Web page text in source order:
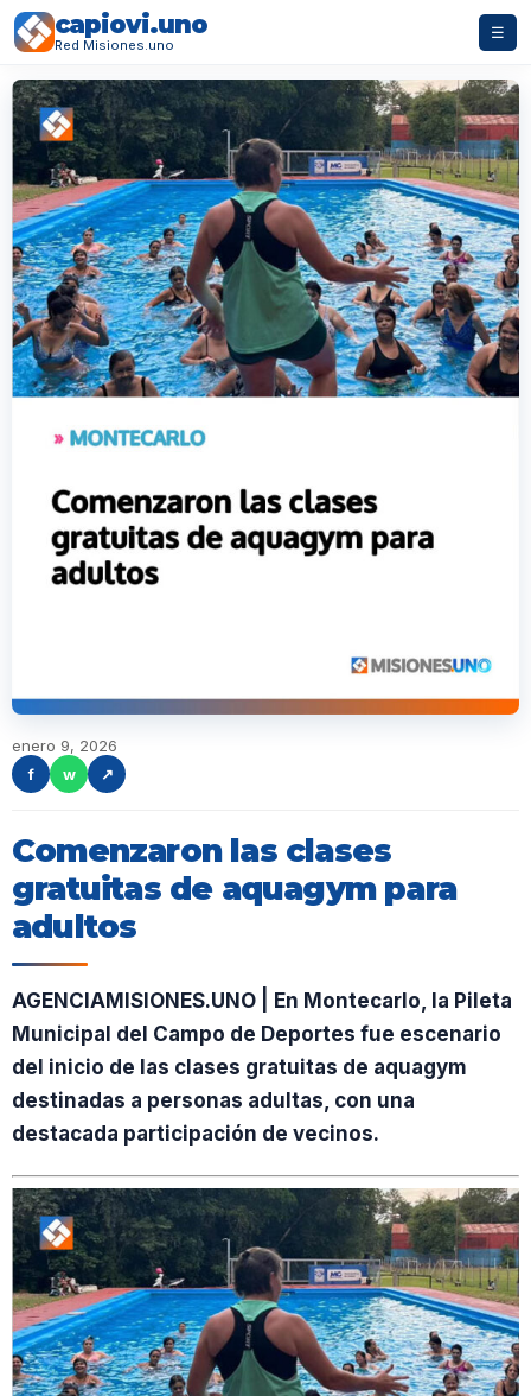
capiovi.uno
Red Misiones.uno
☰
enero 9, 2026
f
w ↗
Comenzaron las clases
gratuitas de aquagym para
adultos
AGENCIAMISIONES.UNO | En Montecarlo, la Pileta
Municipal del Campo de Deportes fue escenario
del inicio de las clases gratuitas de aquagym
destinadas a personas adultas, con una
destacada participación de vecinos.